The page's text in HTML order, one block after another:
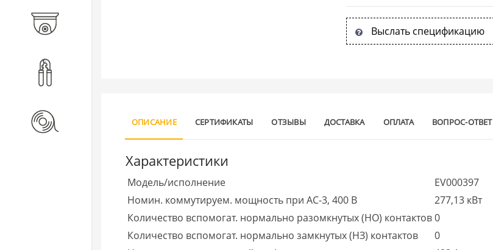
Расходные материалы
Выслать спецификацию
ОПИСАНИЕ СЕРТИФИКАТЫ ОТЗЫВЫ ДОСТАВКА ОПЛАТА ВОПРОС-ОТВЕТ
Характеристики
Модель/исполнение
EV000397
Номин. коммутируем. мощность при AC-3, 400 В
277,13 кВт
Количество вспомогат. нормально разомкнутых (НО) контактов0
Количество вспомогат. нормально замкнутых (НЗ) контактов
0